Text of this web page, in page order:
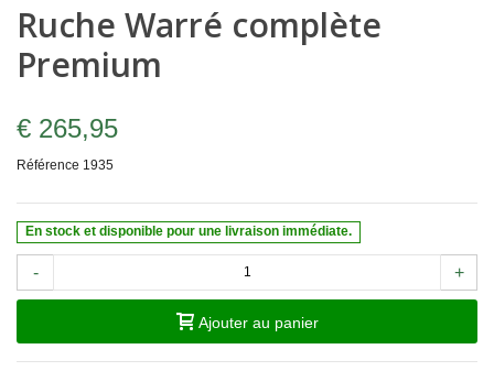
Ruche Warré complète
Premium
€ 265,95
Référence 1935
En stock et disponible pour une livraison immédiate.
- +
Ajouter au panier